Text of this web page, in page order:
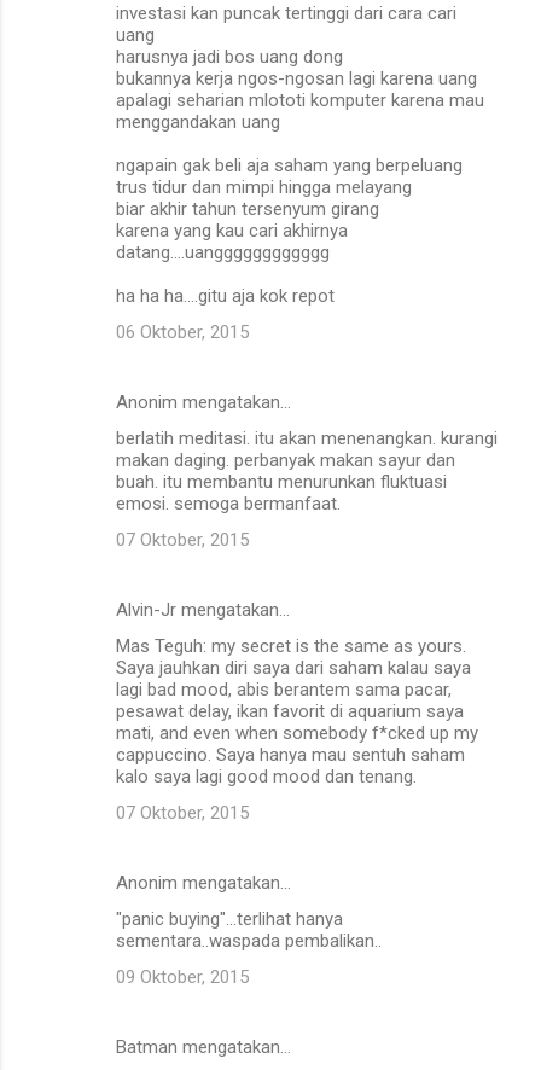
investasi kan puncak tertinggi dari cara cari
uang
harusnya jadi bos uang dong
bukannya kerja ngos-ngosan lagi karena uang
apalagi seharian mlototi komputer karena mau
menggandakan uang
ngapain gak beli aja saham yang berpeluang
trus tidur dan mimpi hingga melayang
biar akhir tahun tersenyum girang
karena yang kau cari akhirnya
datang....uangggggggggggg
ha ha ha....gitu aja kok repot
06 Oktober, 2015
Anonim mengatakan…
berlatih meditasi. itu akan menenangkan. kurangi
makan daging. perbanyak makan sayur dan
buah. itu membantu menurunkan fluktuasi
emosi. semoga bermanfaat.
07 Oktober, 2015
Alvin-Jr mengatakan…
Mas Teguh: my secret is the same as yours.
Saya jauhkan diri saya dari saham kalau saya
lagi bad mood, abis berantem sama pacar,
pesawat delay, ikan favorit di aquarium saya
mati, and even when somebody f*cked up my
cappuccino. Saya hanya mau sentuh saham
kalo saya lagi good mood dan tenang.
07 Oktober, 2015
Anonim mengatakan…
"panic buying"...terlihat hanya
sementara..waspada pembalikan..
09 Oktober, 2015
Batman mengatakan…